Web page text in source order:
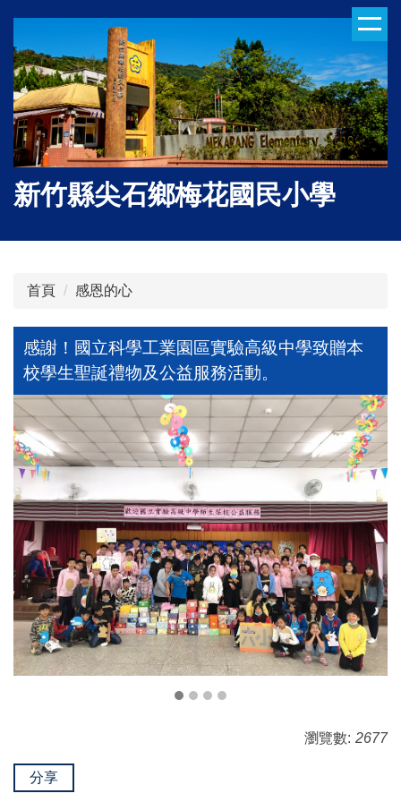
主
要
內
容
區
新竹縣尖石鄉梅花國民小學
首頁 感恩的心
感謝！國立科學工業園區實驗高級中學致贈本
校學生聖誕禮物及公益服務活動。
瀏覽數: 2677
分享